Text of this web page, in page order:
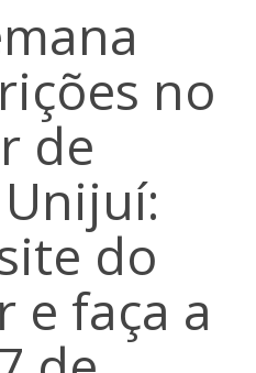
no
de
do
e faça a